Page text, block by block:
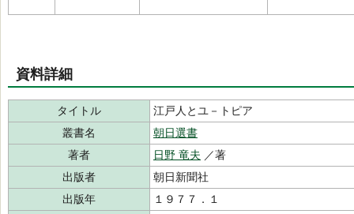
資料詳細
タイトル
江戸人とユ－トピア
叢書名
朝日選書
著者
日野 竜夫 ／著
出版者
朝日新聞社
出版年
１９７７．１